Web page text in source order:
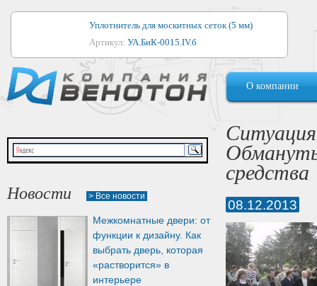
Уплотнитель для москитных сеток (5 мм)
Артикул: УА.БиК-0015.IV.б
Уплотнитель для алюминиевых окон
Артикул:1044
Уплотнитель для деревянных окон
Артикул:УМ.БиК-0062.IV.б
Уплотнитель лоджиевый для (4, 5, 6 мм)
Уплотнитель для деревянных дверей
Артикул:
О компании
Новости > Все новости
Межкомнатные двери: от
функции к дизайну. Как
выбрать дверь, которая
«растворится» в
интерьере
Ситуация
средства
08.12.2013